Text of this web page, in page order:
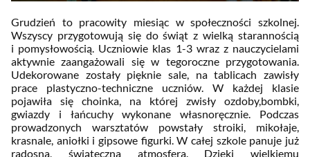
Grudzień to pracowity miesiąc w społeczności szkolnej.
Wszyscy przygotowują się do świąt z wielką starannością
i pomysłowością. Uczniowie klas 1-3 wraz z nauczycielami
aktywnie zaangażowali się w tegoroczne przygotowania.
Udekorowane zostały pięknie sale, na tablicach zawisły
prace plastyczno-techniczne uczniów. W każdej klasie
pojawiła się choinka, na której zwisły ozdoby,bombki,
gwiazdy i łańcuchy wykonane własnoręcznie. Podczas
prowadzonych warsztatów powstały stroiki, mikołaje,
krasnale, aniołki i gipsowe figurki. W całej szkole panuje już
radosna, świąteczna atmosfera. Dzięki wielkiemu